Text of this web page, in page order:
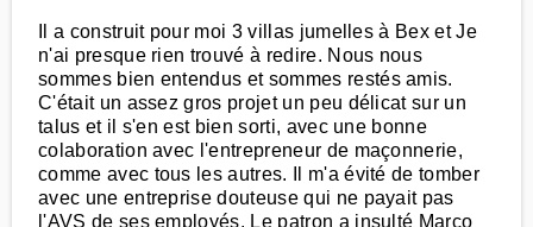
Il a construit pour moi 3 villas jumelles à Bex et Je
n'ai presque rien trouvé à redire. Nous nous
sommes bien entendus et sommes restés amis.
C'était un assez gros projet un peu délicat sur un
talus et il s'en est bien sorti, avec une bonne
colaboration avec l'entrepreneur de maçonnerie,
comme avec tous les autres. Il m'a évité de tomber
avec une entreprise douteuse qui ne payait pas
l'AVS de ses employés. Le patron a insulté Marco